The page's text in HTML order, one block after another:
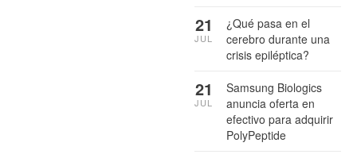
¿Qué pasa en el
cerebro durante una
crisis epiléptica?
21
JUL
Samsung Biologics
anuncia oferta en
efectivo para adquirir
PolyPeptide
21
JUL